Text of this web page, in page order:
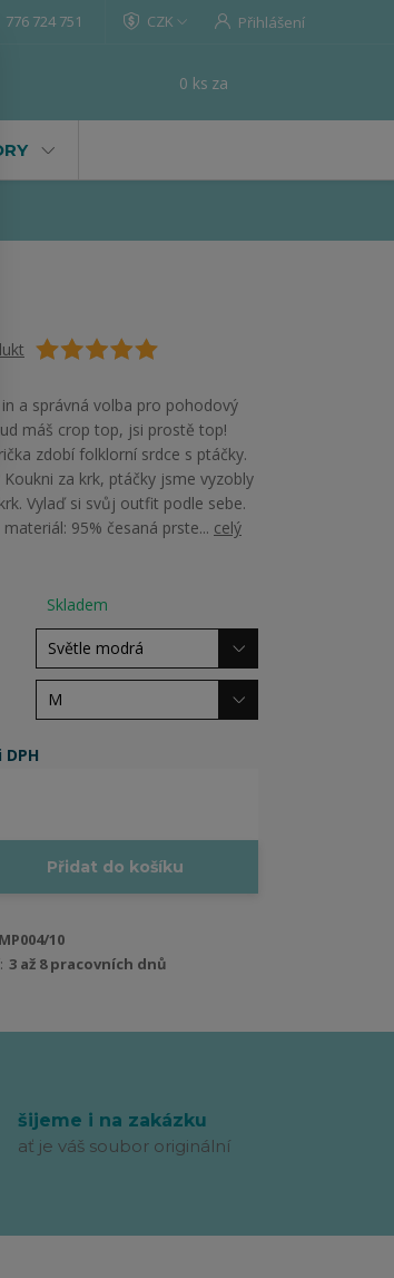
CZK Přihlášení
776 724 751
0 ks za
in a správná volba pro pohodový
máš crop top, jsi prostě top!
zdobí folklorní srdce s ptáčky.
Koukni za krk, ptáčky jsme vyzobly
Vylaď si svůj outfit podle sebe.
95% česaná prste... celý
Skladem
Přidat do košíku
MP004/10
3 až 8 pracovních dnů
šijeme i na zakázku
ať je váš soubor originální